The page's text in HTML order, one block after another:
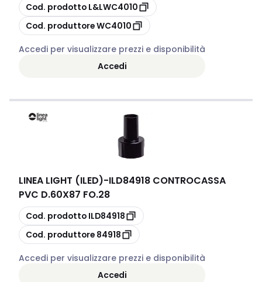
copia
Cod. prodotto L&LWC4010
copia
Cod. produttoreWC4010
Accedi per visualizzare prezzi e disponibilità
Accedi
LINEA LIGHT (ILED)-ILD84918 CONTROCASSA
PVC D.60X87 FO.28
copia
Cod. prodotto ILD84918
copia
Cod. produttore 84918
Accedi per visualizzare prezzi e disponibilità
Accedi